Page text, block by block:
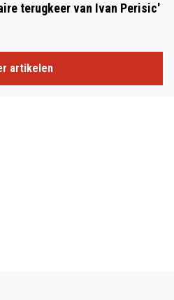
terugkeer van Ivan Perisic'
artikelen